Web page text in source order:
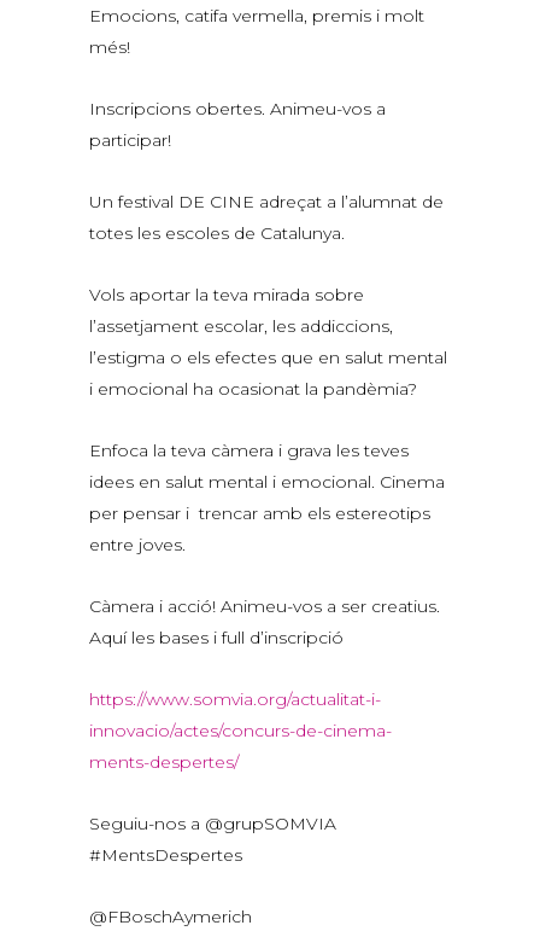
Emocions, catifa vermella, premis i molt
més!
Inscripcions obertes. Animeu-vos a
participar!
Un festival DE CINE adreçat a l’alumnat de
totes les escoles de Catalunya.
Vols aportar la teva mirada sobre
l’assetjament escolar, les addiccions,
l’estigma o els efectes que en salut mental
i emocional ha ocasionat la pandèmia?
Enfoca la teva càmera i grava les teves
idees en salut mental i emocional. Cinema
per pensar i trencar amb els estereotips
entre joves.
Càmera i acció! Animeu-vos a ser creatius.
Aquí les bases i full d’inscripció
https://www.somvia.org/actualitat-i-
innovacio/actes/concurs-de-cinema-
ments-despertes/
Seguiu-nos a @grupSOMVIA
#MentsDespertes
@FBoschAymerich